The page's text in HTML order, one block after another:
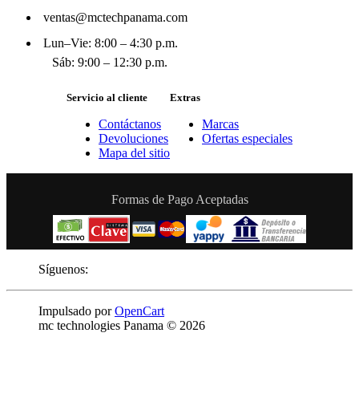
ventas@mctechpanama.com
Lun–Vie: 8:00 – 4:30 p.m.
Sáb: 9:00 – 12:30 p.m.
Servicio al cliente
Contáctanos
Devoluciones
Mapa del sitio
Extras
Marcas
Ofertas especiales
Formas de Pago Aceptadas
Síguenos:
Impulsado porOpenCart
mc technologies Panama © 2026